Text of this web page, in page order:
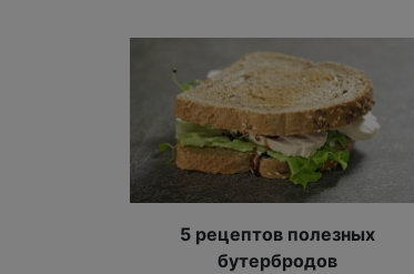
5 рецептов полезных
бутербродов